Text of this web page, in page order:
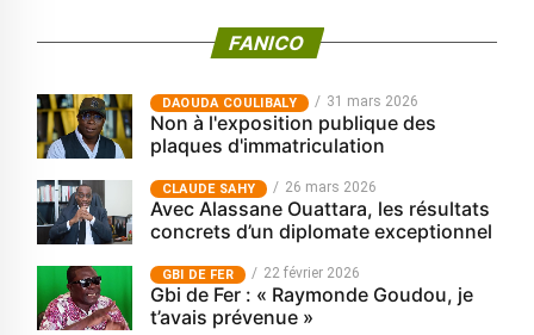
FANICO
‎DAOUDA COULIBALY 31 mars 2026
Non à l'exposition publique des
plaques d'immatriculation
CLAUDE SAHY 26 mars 2026
Avec Alassane Ouattara, les résultats
concrets d’un diplomate exceptionnel
GBI DE FER 22 février 2026
Gbi de Fer : « Raymonde Goudou, je
t’avais prévenue »